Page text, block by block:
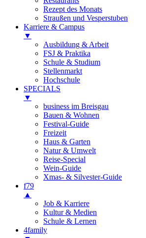
Rezept des Monats
Straußen und Vesperstuben
Karriere & Campus
▼
Ausbildung & Arbeit
FSJ & Praktika
Schule & Studium
Stellenmarkt
Hochschule
SPECIALS
▼
business im Breisgau
Bauen & Wohnen
Festival-Guide
Freizeit
Haus & Garten
Natur & Umwelt
Reise-Special
Wein-Guide
Xmas- & Silvester-Guide
f79
▲
Job & Karriere
Kultur & Medien
Schule & Lernen
4family